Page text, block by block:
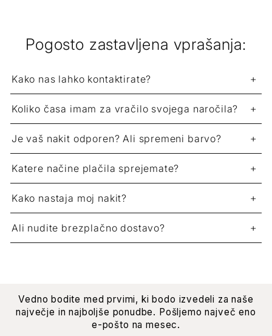
Pogosto zastavljena vprašanja:
Kako nas lahko kontaktirate?
Koliko časa imam za vračilo svojega naročila?
Je vaš nakit odporen? Ali spremeni barvo?
Katere načine plačila sprejemate?
Kako nastaja moj nakit?
Ali nudite brezplačno dostavo?
Vedno bodite med prvimi, ki bodo izvedeli za naše
največje in najboljše ponudbe. Pošljemo največ eno
e-pošto na mesec.